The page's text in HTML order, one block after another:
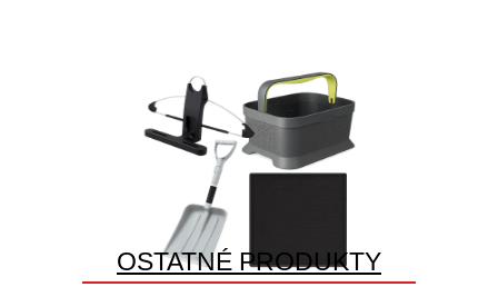
OSTATNÉ PRODUKTY